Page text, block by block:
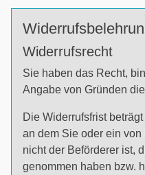
Widerrufsrecht
Sie haben das Recht,
Angabe von Gründen
Die Widerrufsfrist
an dem Sie oder ein
nicht der Beförderer ist,
genommen haben bzw.